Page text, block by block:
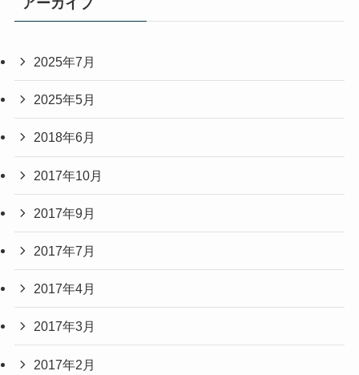
アーカイブ
2025年7月
2025年5月
2018年6月
2017年10月
2017年9月
2017年7月
2017年4月
2017年3月
2017年2月